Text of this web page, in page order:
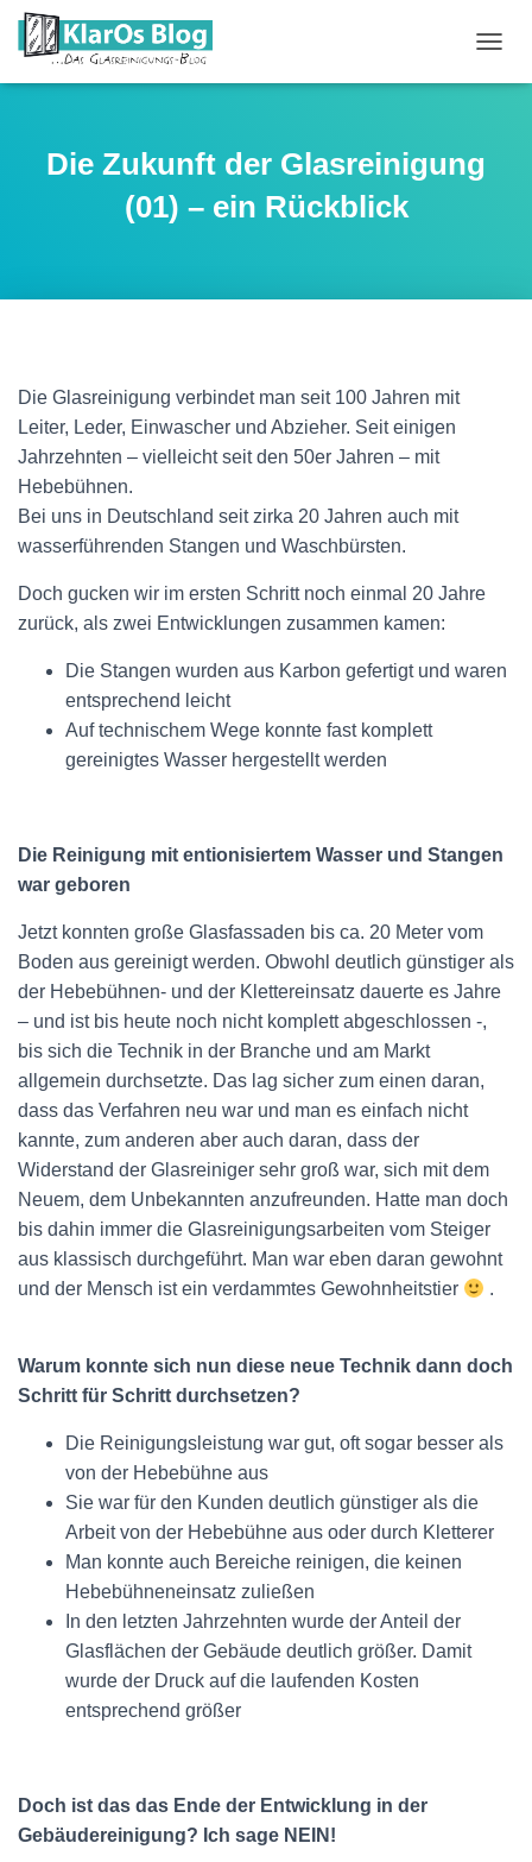
A
Die Zukunft der Glasreinigung
(01) – ein Rückblick
Die Glasreinigung verbindet man seit 100 Jahren mit
Leiter, Leder, Einwascher und Abzieher. Seit einigen
Jahrzehnten – vielleicht seit den 50er Jahren – mit
Hebebühnen.
Bei uns in Deutschland seit zirka 20 Jahren auch mit
wasserführenden Stangen und Waschbürsten.
Doch gucken wir im ersten Schritt noch einmal 20 Jahre
zurück, als zwei Entwicklungen zusammen kamen:
Die Stangen wurden aus Karbon gefertigt und waren
entsprechend leicht
Auf technischem Wege konnte fast komplett
gereinigtes Wasser hergestellt werden
Die Reinigung mit entionisiertem Wasser und Stangen
war geboren
Jetzt konnten große Glasfassaden bis ca. 20 Meter vom
Boden aus gereinigt werden. Obwohl deutlich günstiger als
der Hebebühnen- und der Klettereinsatz dauerte es Jahre
– und ist bis heute noch nicht komplett abgeschlossen -,
bis sich die Technik in der Branche und am Markt
allgemein durchsetzte. Das lag sicher zum einen daran,
dass das Verfahren neu war und man es einfach nicht
kannte, zum anderen aber auch daran, dass der
Widerstand der Glasreiniger sehr groß war, sich mit dem
Neuem, dem Unbekannten anzufreunden. Hatte man doch
bis dahin immer die Glasreinigungsarbeiten vom Steiger
aus klassisch durchgeführt. Man war eben daran gewohnt
und der Mensch ist ein verdammtes Gewohnheitstier
.
Warum konnte sich nun diese neue Technik dann doch
Schritt für Schritt durchsetzen?
Die Reinigungsleistung war gut, oft sogar besser als
von der Hebebühne aus
Sie war für den Kunden deutlich günstiger als die
Arbeit von der Hebebühne aus oder durch Kletterer
Man konnte auch Bereiche reinigen, die keinen
Hebebühneneinsatz zuließen
In den letzten Jahrzehnten wurde der Anteil der
Glasflächen der Gebäude deutlich größer. Damit
wurde der Druck auf die laufenden Kosten
entsprechend größer
Doch ist das das Ende der Entwicklung in der
Gebäudereinigung? Ich sage NEIN!